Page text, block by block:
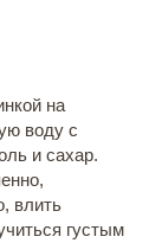
на
воду с
и сахар.
влить
густым